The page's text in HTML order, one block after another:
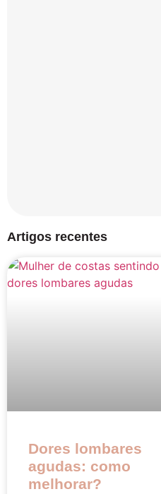
Artigos recentes
Dores lombares
agudas: como
melhorar?